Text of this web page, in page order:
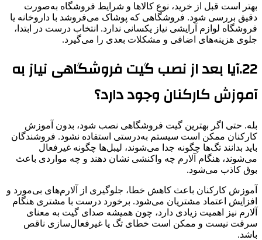
بهتر است قبل از خرید، نوع کالاها و شرایط فروشگاه به‌صورت
دقیق بررسی شود. فروشگاهی که پوشاک می‌فروشد با داروخانه یا
فروشگاه لوازم آرایشی نیاز یکسانی ندارد. انتخاب درست در ابتدا،
جلوی هزینه‌های اضافی و مشکلات بعدی را می‌گیرد.
22.آیا بعد از نصب گیت فروشگاهی نیاز به
آموزش کارکنان وجود دارد؟
بله. حتی اگر بهترین گیت فروشگاهی نصب شود، بدون آموزش
کارکنان ممکن است سیستم به‌درستی استفاده نشود. فروشندگان
باید بدانند تگ‌ها چگونه جدا می‌شوند، لیبل‌ها چگونه غیرفعال
می‌شوند، هنگام آلارم چه واکنشی نشان دهند و چه مواردی باعث
بوق کاذب می‌شود.
آموزش کارکنان باعث کاهش خطا، جلوگیری از آلارم‌های بی‌مورد و
افزایش اعتماد مشتریان می‌شود. برخورد درست با مشتری هنگام
آلارم نیز اهمیت زیادی دارد، چون همیشه صدای گیت به معنای
سرقت نیست و ممکن است خطای تگ یا غیرفعال‌سازی ناقص
باشد.